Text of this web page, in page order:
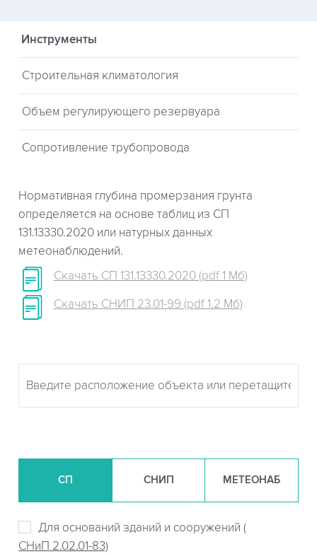
Инструменты
Строительная климатология
Объем регулирующего резервуара
Сопротивление трубопровода
Нормативная глубина промерзания грунта
определяется на основе таблиц из СП
131.13330.2020 или натурных данных
метеонаблюдений.
Скачать СП 131.13330.2020 (pdf 1 Мб)
Скачать СНИП 23.01-99 (pdf 1.2 Мб)
СП СНИП МЕТЕОНАБ
Для оснований зданий и сооружений (
СНиП 2.02.01-83)